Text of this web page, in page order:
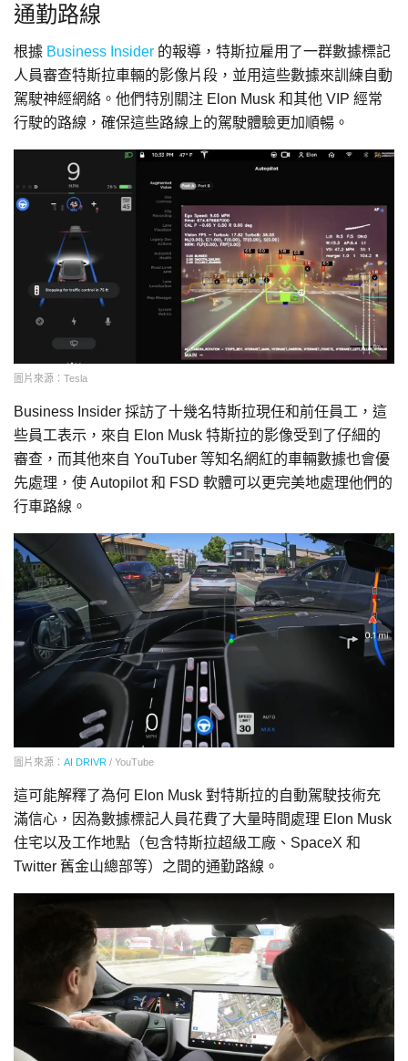
通勤路線
根據 Business Insider 的報導，特斯拉雇用了一群數據標記
人員審查特斯拉車輛的影像片段，並用這些數據來訓練自動
駕駛神經網絡。他們特別關注 Elon Musk 和其他 VIP 經常
行駛的路線，確保這些路線上的駕駛體驗更加順暢。
圖片來源：Tesla
Business Insider 採訪了十幾名特斯拉現任和前任員工，這
些員工表示，來自 Elon Musk 特斯拉的影像受到了仔細的
審查，而其他來自 YouTuber 等知名網紅的車輛數據也會優
先處理，使 Autopilot 和 FSD 軟體可以更完美地處理他們的
行車路線。
圖片來源： AI DRIVR / YouTube
這可能解釋了為何 Elon Musk 對特斯拉的自動駕駛技術充
滿信心，因為數據標記人員花費了大量時間處理 Elon Musk
住宅以及工作地點（包含特斯拉超級工廠、SpaceX 和
Twitter 舊金山總部等）之間的通勤路線。